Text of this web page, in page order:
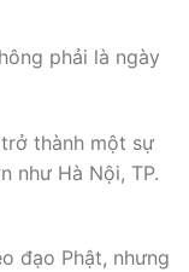
phải là ngày
thành một sự
như Hà Nội, TP.
đạo Phật, nhưng